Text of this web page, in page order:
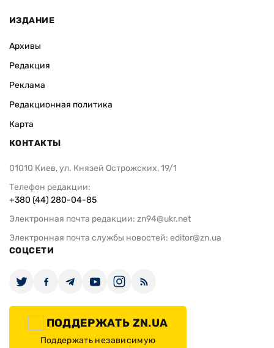
ИЗДАНИЕ
Архивы
Редакция
Реклама
Редакционная политика
Карта
КОНТАКТЫ
01010 Киев, ул. Князей Острожских, 19/1
Телефон редакции:
+380 (44) 280-04-85
Электронная почта редакции: zn94@ukr.net
Электронная почта службы новостей: editor@zn.ua
СОЦСЕТИ
ПОДДЕРЖАТЬ ZN.UA
Поддержать независимую